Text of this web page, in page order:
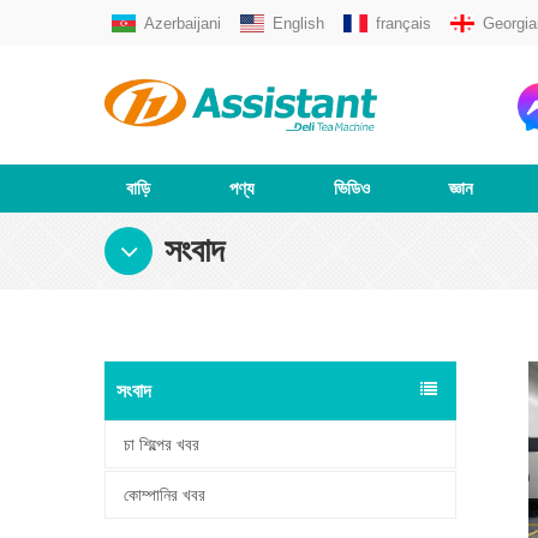
Azerbaijani English français
বাড়ি পণ্য ভিডিও জ্ঞান
সংবাদ
সংবাদ
চা শিল্পের খবর
কোম্পানির খবর